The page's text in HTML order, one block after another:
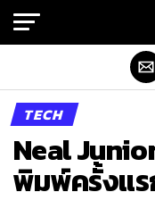
TECH
Neal
พิมพ์ครั้งแร